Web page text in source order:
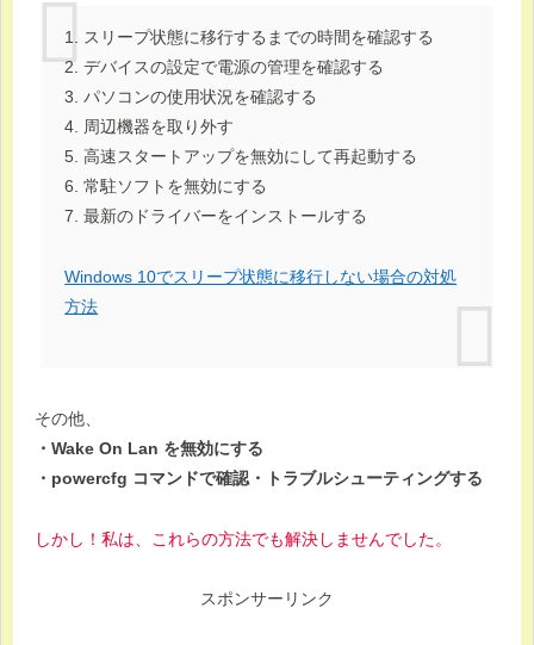
1. スリープ状態に移行するまでの時間を確認する
2. デバイスの設定で電源の管理を確認する
3. パソコンの使用状況を確認する
4. 周辺機器を取り外す
5. 高速スタートアップを無効にして再起動する
6. 常駐ソフトを無効にする
7. 最新のドライバーをインストールする
Windows 10でスリープ状態に移行しない場合の対処
方法
その他、
・Wake On Lan を無効にする
・powercfg コマンドで確認・トラブルシューティングする
しかし！私は、これらの方法でも解決しませんでした。
スポンサーリンク